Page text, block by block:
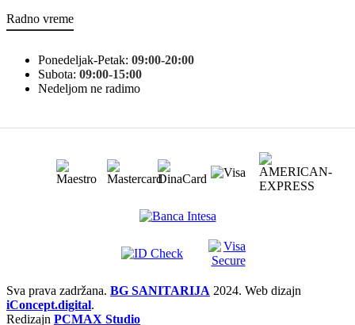
Radno vreme
Ponedeljak-Petak: 09:00-20:00
Subota: 09:00-15:00
Nedeljom ne radimo
Sva prava zadržana. BG SANITARIJA 2024. Web dizajn
iConcept.digital.
Redizajn PCMAX Studio